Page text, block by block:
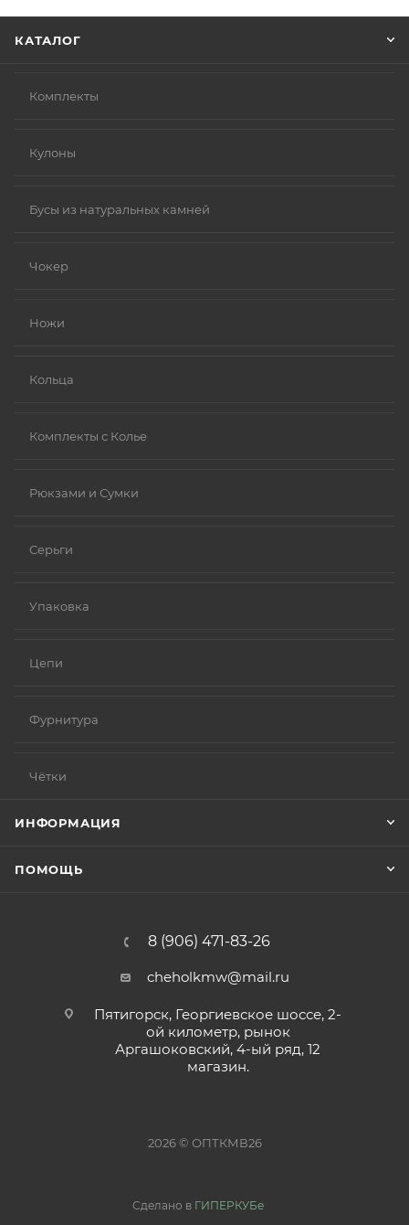
КАТАЛОГ
Комплекты
Кулоны
Бусы из натуральных камней
Чокер
Ножи
Кольца
Комплекты с Колье
Рюкзами и Сумки
Серьги
Упаковка
Цепи
Фурнитура
Чётки
ИНФОРМАЦИЯ
ПОМОЩЬ
8 (906) 471-83-26
cheholkmw@mail.ru
Пятигорск, Георгиевское шоссе, 2-
ой километр, рынок
Аргашоковский, 4-ый ряд, 12
магазин.
2026 © ОПТКМВ26
Сделано в ГИПЕРКУБе